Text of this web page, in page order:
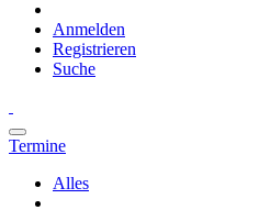
Anmelden
Registrieren
Suche
Termine
Alles